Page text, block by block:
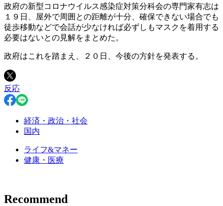
政府の新型コロナウイルス感染症対策分科会の専門家有志は
１９日、屋外で周囲との距離が十分、確保できない場合でも
徒歩移動などで会話が少なければ必ずしもマスクを着用する
必要はないとの見解をまとめた。
政府はこれを踏まえ、２０日、今後の方針を発表する。
反応
経済・政治・社会
国内
ライフ&マネー
健康・医療
Recommend